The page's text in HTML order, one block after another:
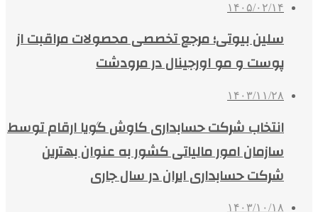
۱۴۰۵/۰۲/۱۴
سلین بیوتی؛ مرجع تخصصی محصولات مراقبت از
پوست و مو اورجینال در مرودشت
۱۴۰۳/۱۱/۲۸
انتخاب شرکت حسابداری کاوش گویا ارقام توسط
سازمان امور مالیاتی کشور به عنوان بهترین
شرکت حسابداری ایران در سال جاری
۱۴۰۳/۱۰/۱۸